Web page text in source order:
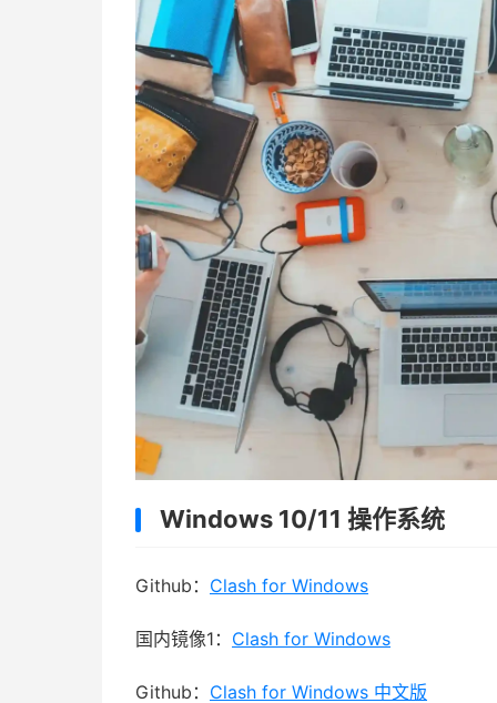
Windows 10/11 操作系统
Github： Clash for Windows
国内镜像1： Clash for Windows
Github： Clash for Windows 中文版